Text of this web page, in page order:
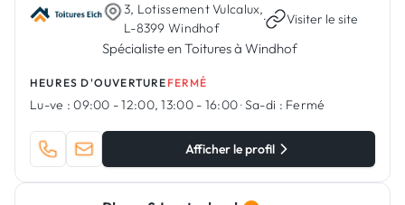
Vous êtes un Artisan ?
Connexion
3, Lotissement Vulcalux,
L-8399 Windhof
· Visiter le site
Spécialiste en Toitures à Windhof
HEURES D'OUVERTURE FERMÉ
Lu-ve : 09:00 - 12:00, 13:00 - 16:00·Sa-di : Fermé
Afficher le profil